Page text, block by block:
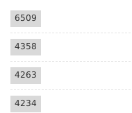
6509
4358
4263
4234